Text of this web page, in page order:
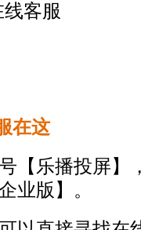
客服
在这
【乐播投屏】
业版 】 。